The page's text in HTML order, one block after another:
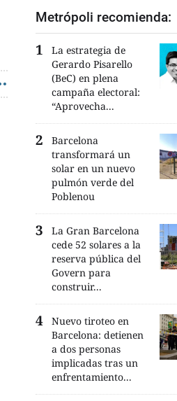
Metrópoli recomienda:
La estrategia de
Gerardo Pisarello
(BeC) en plena
campaña electoral:
“Aprovecha...
Barcelona
transformará un
solar en un nuevo
pulmón verde del
Poblenou
La Gran Barcelona
cede 52 solares a la
reserva pública del
Govern para
construir...
Nuevo tiroteo en
Barcelona: detienen
a dos personas
implicadas tras un
enfrentamiento...